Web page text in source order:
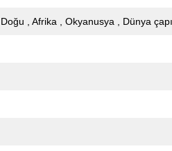
, Afrika , Okyanusya , Dünya